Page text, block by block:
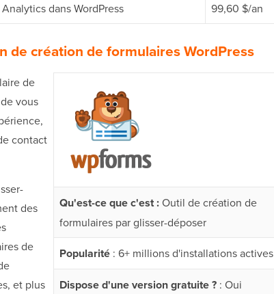
dans WordPress 99,60 $/an
de création de formulaires WordPress
de
vous
contact
des
de
et plus
Qu'est-ce que c'est :Outil de création de
formulaires par glisser-déposer
Popularité : 6+ millions d'installations actives
Dispose d'une version gratuite ? : Oui